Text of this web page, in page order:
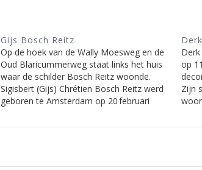
Gijs Bosch Reitz
Op de hoek van de Wally Moesweg en de
Oud Blaricummerweg staat links het huis
waar de schilder Bosch Reitz woonde.
Sigisbert (Gijs) Chrétien Bosch Reitz werd
geboren te Amsterdam op 20 februari
werken maakte, sprong in 1938 op de
op
Zijn
met